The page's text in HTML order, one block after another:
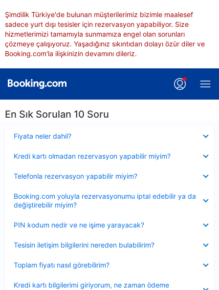
Şimdilik Türkiye'de bulunan müşterilerimiz bizimle maalesef
sadece yurt dışı tesisler için rezervasyon yapabiliyor. Size
hizmetlerimizi tamamıyla sunmamıza engel olan sorunları
çözmeye çalışıyoruz. Yaşadığınız sıkıntıdan dolayı özür diler ve
Booking.com'la ilişkinizin devamını dileriz.
En Sık Sorulan 10 Soru
Fiyata neler dahil?
Kredi kartı olmadan rezervasyon yapabilir miyim?
Telefonla rezervasyon yapabilir miyim?
Booking.com yoluyla rezervasyonumu iptal edebilir ya da
değiştirebilir miyim?
PIN kodum nedir ve ne işime yarayacak?
Tesisin iletişim bilgilerini nereden bulabilirim?
Toplam fiyatı nasıl görebilirim?
Kredi kartı bilgilerimi giriyorum, ne zaman ödeme